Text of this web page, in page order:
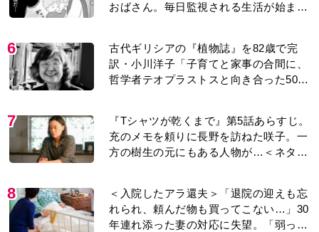
おばさん。毎日監視される生活が始ま
6
古代ギリシアの『植物誌』を82歳で完
訳・小川洋子「子育てと家事の合間に、
哲学者テオプラストスと向き合った50
7
『Tシャツが乾くまで』第5話あらすじ。
充のメモを頼りに長野を訪ねた咲子。一
方の樹生の元にもある人物が…＜ネタバ
8
＜入院したアラ還夫＞「退院の迎えも忘
れられ、頼んだ物も買ってこない…」30
年連れ添った妻の対応に失望。「弱った